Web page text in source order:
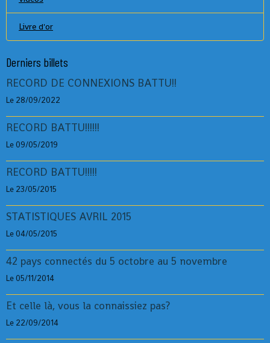
Livre d'or
Derniers billets
RECORD DE CONNEXIONS BATTU!!
Le 28/09/2022
RECORD BATTU!!!!!!
Le 09/05/2019
RECORD BATTU!!!!!
Le 23/05/2015
STATISTIQUES AVRIL 2015
Le 04/05/2015
42 pays connectés du 5 octobre au 5 novembre
Le 05/11/2014
Et celle là, vous la connaissiez pas?
Le 22/09/2014